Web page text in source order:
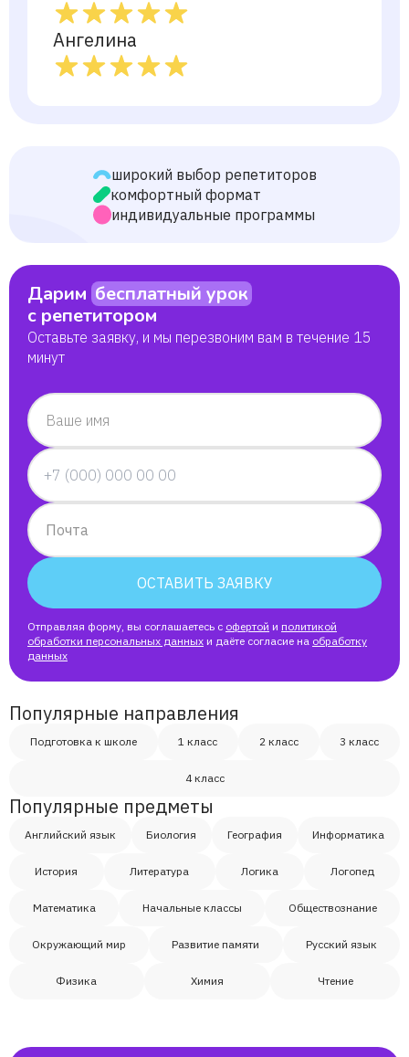
Ангелина
широкий выбор репетиторов
комфортный формат
индивидуальные программы
Дарим бесплатный урок
с репетитором
Оставьте заявку, и мы перезвоним вам в течение 15
минут
Ваше имя
Почта
ОСТАВИТЬ ЗАЯВКУ
Отправляя форму, вы соглашаетесь с офертой и политикой
обработки персональных данных и даёте согласие на обработку
данных
Популярные направления
Подготовка к школе 1 класс 2 класс 3 класс
4 класс
Популярные предметы
Английский язык Биология География Информатика
История Литература Логика Логопед
Математика Начальные классы Обществознание
Окружающий мир Развитие памяти Русский язык
Физика Химия Чтение